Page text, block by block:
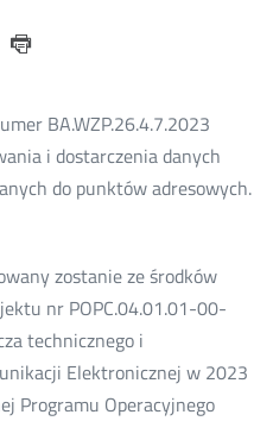
Udostępnij
przez
BA.WZP.26.4.7.2023
i dostarczenia danych
do punktów adresowych.
zostanie ze środków
nr POPC.04.01.01-00-
technicznego i
Elektronicznej w 2023
Programu Operacyjnego